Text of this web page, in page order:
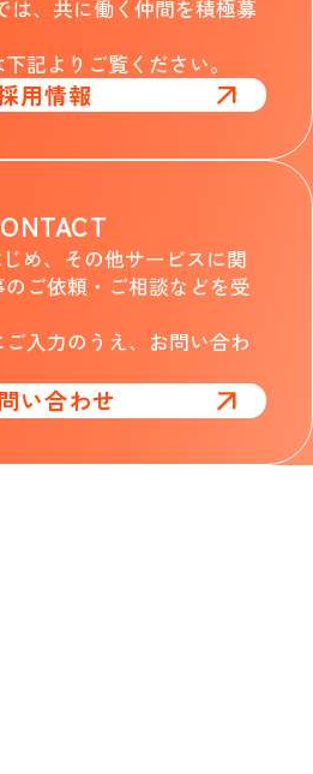
は、共に働く仲間を積極募
記よりご覧ください。
用情報
じめ、その他サービスに関
ご依頼・ご相談などを受
入力のうえ、お問い合わ
い合わせ